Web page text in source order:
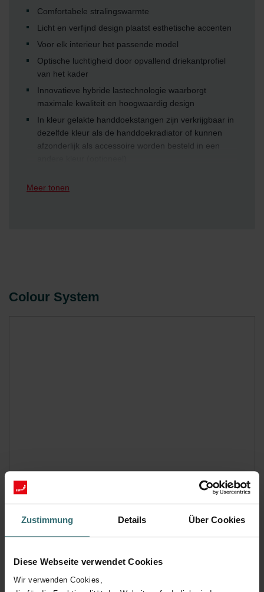
Zustimmung Details Über Cookies
Diese Webseite verwendet Cookies
Wir verwenden Cookies,
Comfortabele stralingswarmte
Licht en verfijnd design plaatst esthetische accenten
Voor elk interieur het passende model
Optische luchtigheid door opvallend driekantprofiel
van het kader
Innovatieve hybride lastechnologie waarborgt
maximale kwaliteit en hoogwaardig design
In kleur gelakte handdoekstangen zijn verkrijgbaar in
dezelfde kleur als de handdoekradiator of kunnen
afzonderlijk als accessoire worden besteld in een
Meer tonen
Colour System